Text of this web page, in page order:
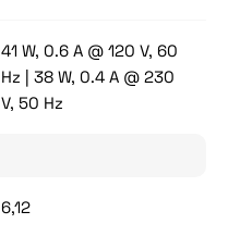
41 W, 0.6 A @ 120 V, 60
Hz | 38 W, 0.4 A @ 230
V, 50 Hz
6,12